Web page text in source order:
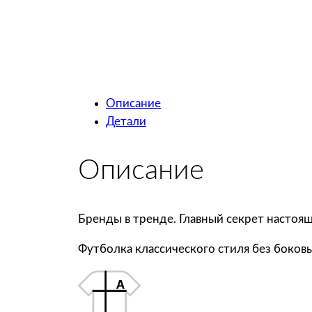
Описание
Детали
Описание
Бренды в тренде. Главный секрет
Футболка классического стиля без